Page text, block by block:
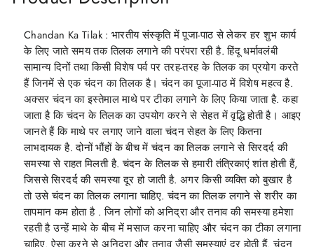
Chandan Ka Tilak : भारतीय संस्कृति में पूजा-पाठ से लेकर हर शुभ कार्य
के लिए जाते समय तक तिलक लगाने की परंपरा रही है. हिंदू धर्मावलंबी
सामान्य दिनों तथा किसी विशेष पर्व पर तरह-तरह के तिलक का प्रयोग करते
हैं जिनमें से एक चंदन का तिलक है। चंदन का पूजा-पाठ में विशेष महत्व है.
अक्सर चंदन का इस्तेमाल माथे पर टीका लगाने के लिए किया जाता है. कहा
जाता है कि चंदन के तिलक का उपयोग करने से सेहत में वृद्धि होती है। आइए
जानते हैं कि माथे पर लगाए जाने वाला चंदन सेहत के लिए कितना
लाभदायक है. दोनों भौंहों के बीच में चंदन का तिलक लगाने से सिरदर्द की
समस्या से राहत मिलती है. चंदन के तिलक से हमारी तंत्रिकाएं शांत होती हैं,
जिससे सिरदर्द की समस्या दूर हो जाती है. अगर किसी व्यक्ति को बुखार है
तो उसे चंदन का तिलक लगाना चाहिए. चंदन का तिलक लगाने से शरीर का
तापमान कम होता है . जिन लोगों को अनिद्रा और तनाव की समस्या हमेशा
रहती है उन्हें माथे के बीच में मसाज करना चाहिए और चंदन का टीका लगाना